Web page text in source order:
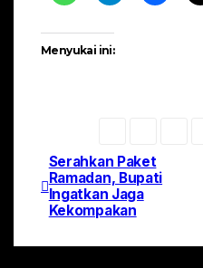
Menyukai ini:
Navigasi
pos
Serahkan Paket
Ramadan, Bupati
Ingatkan Jaga
Kekompakan